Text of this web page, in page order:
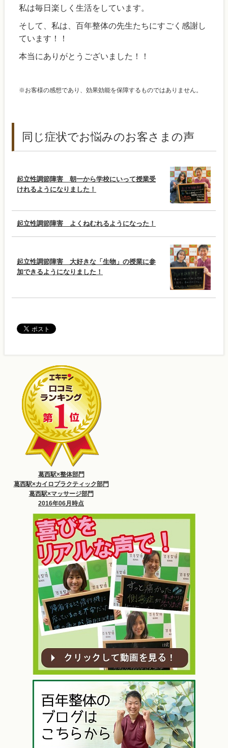
私は毎日楽しく生活をしています。
そして、私は、百年整体の先生たちにすごく感謝し
ています！！
本当にありがとうございました！！
※お客様の感想であり、効果効能を保障するものではありません。
同じ症状でお悩みのお客さまの声
起立性調節障害 朝一から学校にいって授業受
けれるようになりました！
起立性調節障害 よくねむれるようになった！
起立性調節障害 大好きな「生物」の授業に参
加できるようになりました！
葛西駅×整体部門
葛西駅×カイロプラクティック部門
葛西駅×マッサージ部門
2016年06月時点